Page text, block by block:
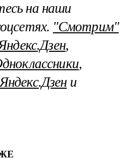
на наши
"Смотрим"
,
,
и